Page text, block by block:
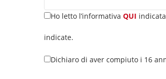
Ho letto l’informativa QUI
indicate.
Dichiaro di aver compiuto i 16